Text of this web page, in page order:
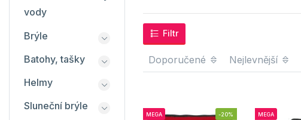
Filtr
Doporučené Nejlevnější
MEGA -20% MEGA
vody
Brýle
Batohy, tašky
Helmy
Sluneční brýle